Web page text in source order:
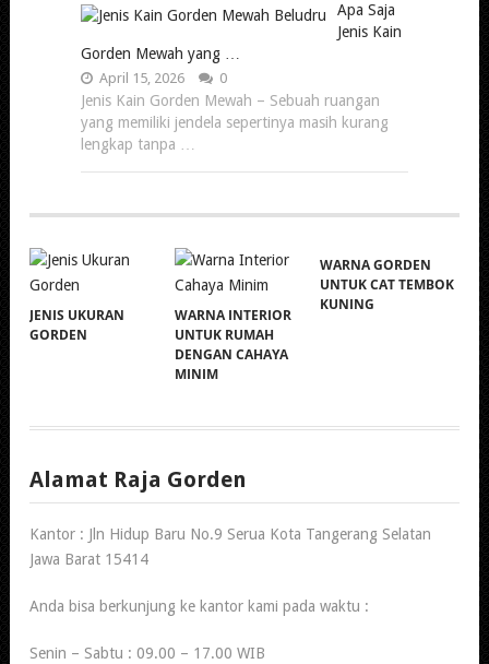
Apa Saja
Jenis Kain
Gorden Mewah yang …
April 15, 2026 0
Jenis Kain Gorden Mewah – Sebuah ruangan
yang memiliki jendela sepertinya masih kurang
lengkap tanpa …
JENIS UKURAN
GORDEN
WARNA INTERIOR
UNTUK RUMAH
DENGAN CAHAYA
MINIM
WARNA GORDEN
UNTUK CAT TEMBOK
KUNING
Alamat Raja Gorden
Kantor : Jln Hidup Baru No.9 Serua Kota Tangerang Selatan
Jawa Barat 15414
Anda bisa berkunjung ke kantor kami pada waktu :
Senin – Sabtu : 09.00 – 17.00 WIB